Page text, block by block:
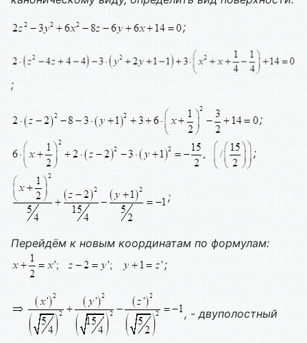
;
;
;
;
;
Перейдём к новым координатам по формулам:
;
, - двуполостный